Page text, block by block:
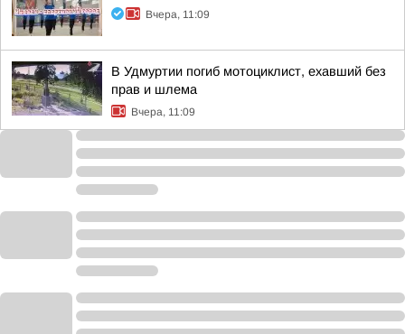
Вчера, 11:09
В Удмуртии погиб мотоциклист, ехавший без
прав и шлема
Вчера, 11:09